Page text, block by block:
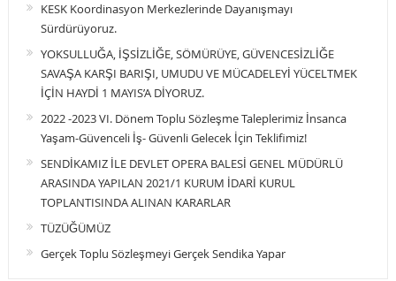
KESK Koordinasyon Merkezlerinde Dayanışmayı
Sürdürüyoruz.
YOKSULLUĞA, İŞSİZLİĞE, SÖMÜRÜYE, GÜVENCESİZLİĞE
SAVAŞA KARŞI BARIŞI, UMUDU VE MÜCADELEYİ YÜCELTMEK
İÇİN HAYDİ 1 MAYIS’A DİYORUZ.
2022 -2023 VI. Dönem Toplu Sözleşme Taleplerimiz İnsanca
Yaşam-Güvenceli İş- Güvenli Gelecek İçin Teklifimiz!
SENDİKAMIZ İLE DEVLET OPERA BALESİ GENEL MÜDÜRLÜ
ARASINDA YAPILAN 2021/1 KURUM İDARİ KURUL
TOPLANTISINDA ALINAN KARARLAR
TÜZÜĞÜMÜZ
Gerçek Toplu Sözleşmeyi Gerçek Sendika Yapar